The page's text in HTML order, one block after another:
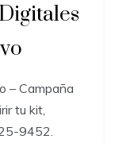
– Campaña
tu kit,
9452.